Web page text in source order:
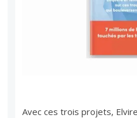
Avec ces trois projets,